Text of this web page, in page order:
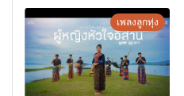
เพลงลูกทุ่ง